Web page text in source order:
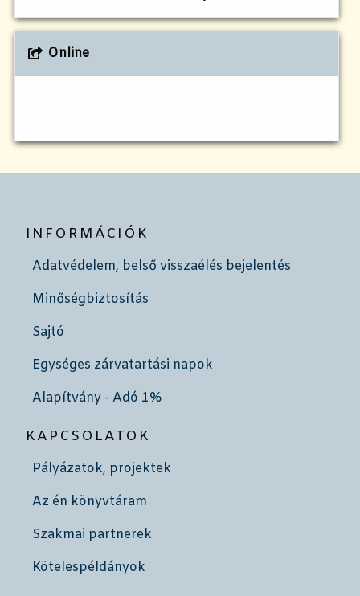
Online
INFORMÁCIÓK
Adatvédelem, belső visszaélés bejelentés
Minőségbiztosítás
Sajtó
Egységes zárvatartási napok
Alapítvány - Adó 1%
KAPCSOLATOK
Pályázatok, projektek
Az én könyvtáram
Szakmai partnerek
Kötelespéldányok